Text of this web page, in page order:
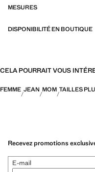
MESURES
DISPONIBILITÉ EN BOUTIQUE
CELA POURRAIT VOUS
FEMME JEAN MOM TAILLES
Recevez promotions
E-mail